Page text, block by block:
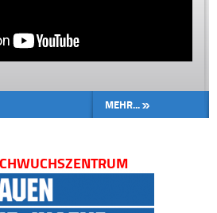
MEHR...